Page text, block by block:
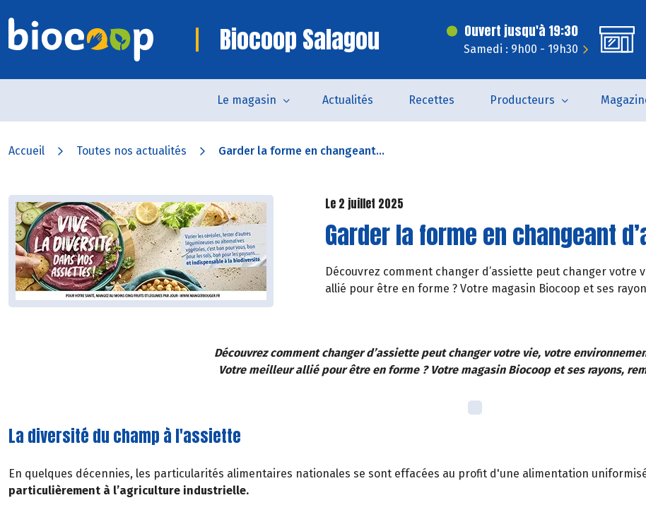
Biocoop Salagou Ouvert jusqu'à 19:30
Samedi : 9h00 - 19h30
Le magasin Actualités Recettes Producteurs
Accueil Toutes nos actualités Garder la forme en changeant...
Le 2 juillet 2025
Garder la forme en changeant
Découvrez comment changer d’assiette peut changer
allié pour être en forme ? Votre magasin Biocoop et ses
Découvrez comment changer d’assiette peut changer votre vie, votre
Votre meilleur allié pour être en forme ? Votre magasin Biocoop et ses rayons,
La diversité du champ à l'assiette
En quelques décennies, les particularités alimentaires nationales se sont effacées au profit d'une alimentation
particulièrement à l’agriculture industrielle.